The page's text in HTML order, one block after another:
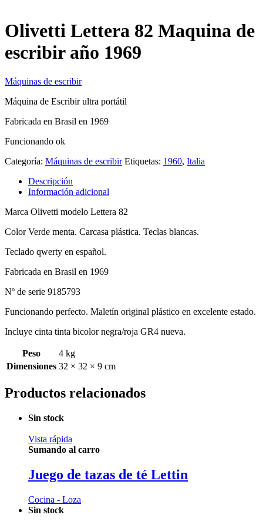
Olivetti Lettera 82 Maquina de
escribir año 1969
Máquinas de escribir
Máquina de Escribir ultra portátil
Fabricada en Brasil en 1969
Funcionando ok
Categoría: Máquinas de escribir Etiquetas: 1960, Italia
Descripción
Información adicional
Marca Olivetti modelo Lettera 82
Color Verde menta. Carcasa plástica. Teclas blancas.
Teclado qwerty en español.
Fabricada en Brasil en 1969
Nº de serie 9185793
Funcionando perfecto. Maletín original plástico en excelente estado.
Incluye cinta tinta bicolor negra/roja GR4 nueva.
Peso
4 kg
Dimensiones 32 × 32 × 9 cm
Productos relacionados
Sin stock
Vista rápida
Sumando al carro
Juego de tazas de té Lettin
Cocina - Loza
Sin stock